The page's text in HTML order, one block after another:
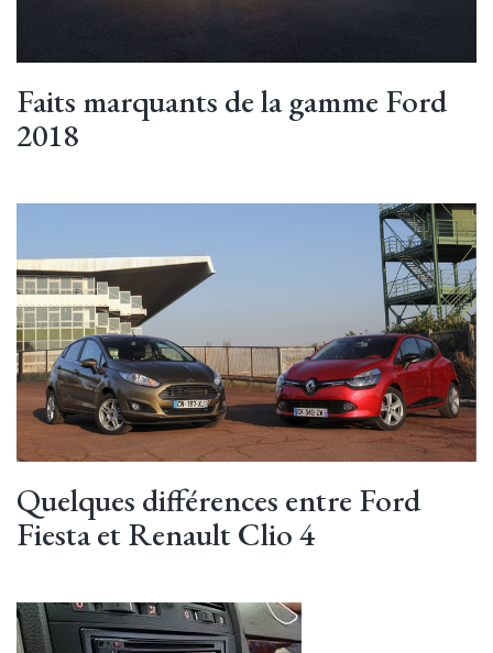
Faits marquants de la gamme Ford
2018
Quelques différences entre Ford
Fiesta et Renault Clio 4